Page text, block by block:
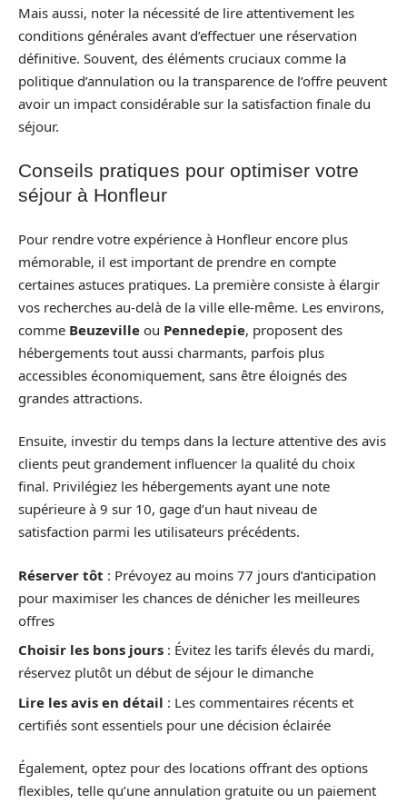
Mais aussi, noter la nécessité de lire attentivement les
conditions générales avant d’effectuer une réservation
définitive. Souvent, des éléments cruciaux comme la
politique d’annulation ou la transparence de l’offre peuvent
avoir un impact considérable sur la satisfaction finale du
séjour.
Conseils pratiques pour optimiser votre
séjour à Honfleur
Pour rendre votre expérience à Honfleur encore plus
mémorable, il est important de prendre en compte
certaines astuces pratiques. La première consiste à élargir
vos recherches au-delà de la ville elle-même. Les environs,
comme Beuzeville ou Pennedepie, proposent des
hébergements tout aussi charmants, parfois plus
accessibles économiquement, sans être éloignés des
grandes attractions.
Ensuite, investir du temps dans la lecture attentive des avis
clients peut grandement influencer la qualité du choix
final. Privilégiez les hébergements ayant une note
supérieure à 9 sur 10, gage d’un haut niveau de
satisfaction parmi les utilisateurs précédents.
Réserver tôt : Prévoyez au moins 77 jours d’anticipation
pour maximiser les chances de dénicher les meilleures
offres
Choisir les bons jours : Évitez les tarifs élevés du mardi,
réservez plutôt un début de séjour le dimanche
Lire les avis en détail : Les commentaires récents et
certifiés sont essentiels pour une décision éclairée
Également, optez pour des locations offrant des options
flexibles, telle qu’une annulation gratuite ou un paiement